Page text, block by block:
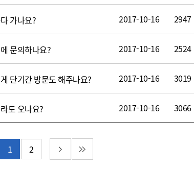
가나요? 2017-10-16 2947
문의하나요? 2017-10-16 2524
단기간 방문도 해주나요? 2017-10-16 3019
도 오나요? 2017-10-16 3066
지
1 2 다음 페이지마지막 페이지